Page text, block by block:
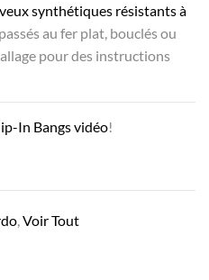
synthétiques résistants à
au fer plat, bouclés ou
pour des instructions
In Bangs vidéo!
Voir Tout